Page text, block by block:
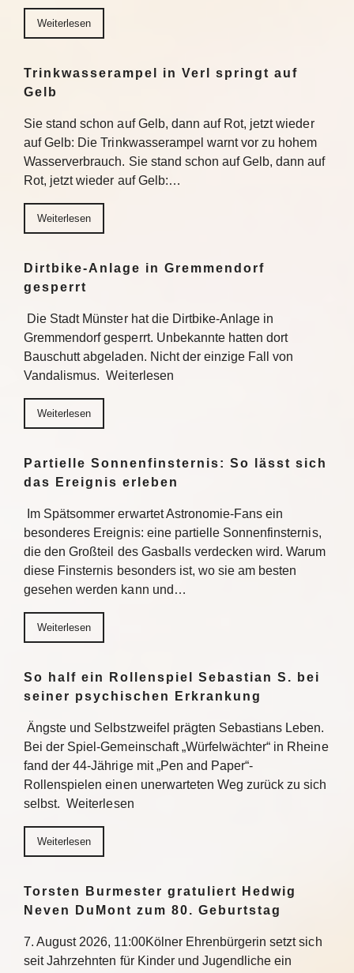
Weiterlesen
Trinkwasserampel in Verl springt auf
Gelb
Sie stand schon auf Gelb, dann auf Rot, jetzt wieder
auf Gelb: Die Trinkwasserampel warnt vor zu hohem
Wasserverbrauch. Sie stand schon auf Gelb, dann auf
Rot, jetzt wieder auf Gelb:…
Weiterlesen
Dirtbike-Anlage in Gremmendorf
gesperrt
Die Stadt Münster hat die Dirtbike-Anlage in
Gremmendorf gesperrt. Unbekannte hatten dort
Bauschutt abgeladen. Nicht der einzige Fall von
Vandalismus. Weiterlesen
Weiterlesen
Partielle Sonnenfinsternis: So lässt sich
das Ereignis erleben
Im Spätsommer erwartet Astronomie-Fans ein
besonderes Ereignis: eine partielle Sonnenfinsternis,
die den Großteil des Gasballs verdecken wird. Warum
diese Finsternis besonders ist, wo sie am besten
gesehen werden kann und…
Weiterlesen
So half ein Rollenspiel Sebastian S. bei
seiner psychischen Erkrankung
Ängste und Selbstzweifel prägten Sebastians Leben.
Bei der Spiel-Gemeinschaft „Würfelwächter“ in Rheine
fand der 44-Jährige mit „Pen and Paper“-
Rollenspielen einen unerwarteten Weg zurück zu sich
selbst. Weiterlesen
Weiterlesen
Torsten Burmester gratuliert Hedwig
Neven DuMont zum 80. Geburtstag
7. August 2026, 11:00Kölner Ehrenbürgerin setzt sich
seit Jahrzehnten für Kinder und Jugendliche ein